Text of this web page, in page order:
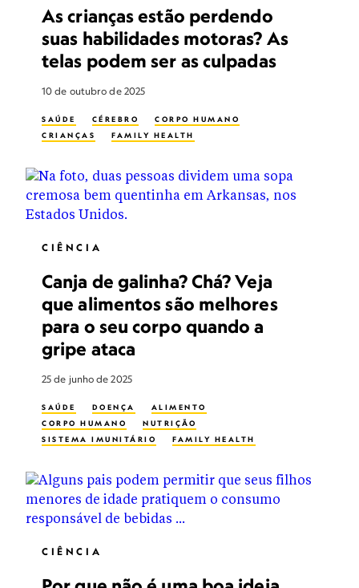
As crianças estão perdendo
suas habilidades motoras? As
telas podem ser as culpadas
10 de outubro de 2025
SAÚDE CÉREBRO
CORPO HUMANO
CRIANÇAS
FAMILY HEALTH
CIÊNCIA
Canja de galinha? Chá? Veja
que alimentos são melhores
para o seu corpo quando a
gripe ataca
25 de junho de 2025
SAÚDE DOENÇA
ALIMENTO
CORPO HUMANO
NUTRIÇÃO
SISTEMA IMUNITÁRIO
FAMILY HEALTH
CIÊNCIA